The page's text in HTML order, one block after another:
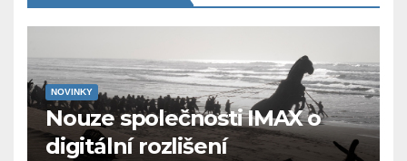
NOVINKY
Nouze společnosti IMAX o
digitální rozlišení